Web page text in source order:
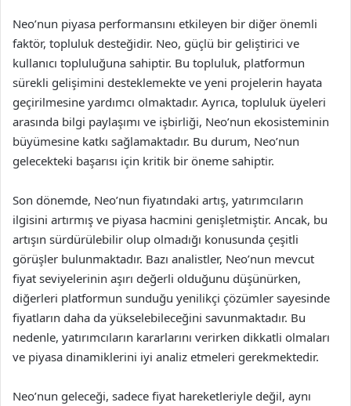
Neo’nun piyasa performansını etkileyen bir diğer önemli
faktör, topluluk desteğidir. Neo, güçlü bir geliştirici ve
kullanıcı topluluğuna sahiptir. Bu topluluk, platformun
sürekli gelişimini desteklemekte ve yeni projelerin hayata
geçirilmesine yardımcı olmaktadır. Ayrıca, topluluk üyeleri
arasında bilgi paylaşımı ve işbirliği, Neo’nun ekosisteminin
büyümesine katkı sağlamaktadır. Bu durum, Neo’nun
gelecekteki başarısı için kritik bir öneme sahiptir.
Son dönemde, Neo’nun fiyatındaki artış, yatırımcıların
ilgisini artırmış ve piyasa hacmini genişletmiştir. Ancak, bu
artışın sürdürülebilir olup olmadığı konusunda çeşitli
görüşler bulunmaktadır. Bazı analistler, Neo’nun mevcut
fiyat seviyelerinin aşırı değerli olduğunu düşünürken,
diğerleri platformun sunduğu yenilikçi çözümler sayesinde
fiyatların daha da yükselebileceğini savunmaktadır. Bu
nedenle, yatırımcıların kararlarını verirken dikkatli olmaları
ve piyasa dinamiklerini iyi analiz etmeleri gerekmektedir.
Neo’nun geleceği, sadece fiyat hareketleriyle değil, aynı